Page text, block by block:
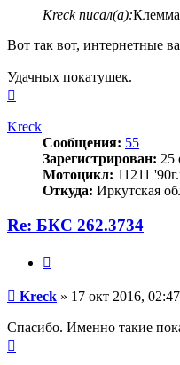
Kreck писал(а):
Вот так вот, интернетные
Удачных покатушек.
началу
Kreck
Сообщения: 55
Зарегистрирован: 25
Мотоцикл: 11211
Откуда: Иркутская
Re: БКС 262.3734
Сообщение
Kreck » 17 окт 2016, 02:47
Спасибо. Именно такие